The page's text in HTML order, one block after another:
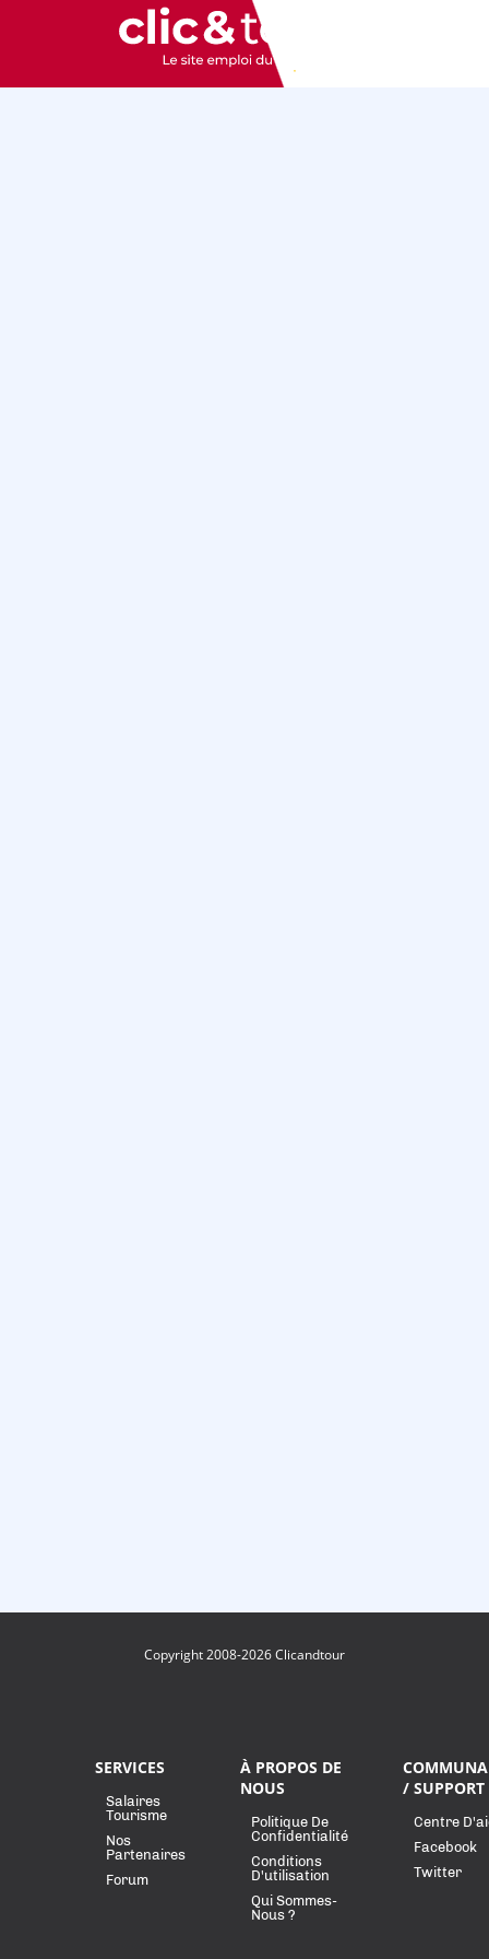
Copyright 2008-2026 Clicandtour
SERVICES
Salaires
Tourisme
Nos
Partenaires
Forum
À PROPOS DE
NOUS
Politique De
Confidentialité
Conditions
D'utilisation
Qui Sommes-
Nous ?
/ SUPPORT
Centre
Facebook
Twitter